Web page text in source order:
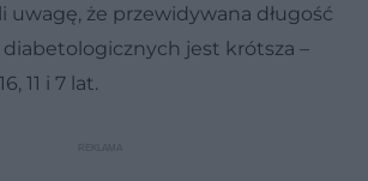
uwagę, że przewidywana długość
jest krótsza –
11 i 7 lat.